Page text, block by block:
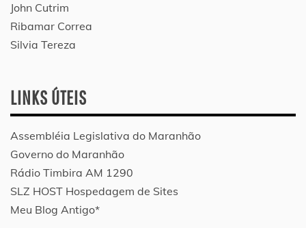
John Cutrim
Ribamar Correa
Silvia Tereza
LINKS ÚTEIS
Assembléia Legislativa do Maranhão
Governo do Maranhão
Rádio Timbira AM 1290
SLZ HOST Hospedagem de Sites
Meu Blog Antigo*